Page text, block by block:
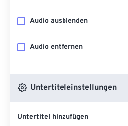
Audio ausblenden
Audio entfernen
Untertiteleinstellungen
Untertitel hinzufügen